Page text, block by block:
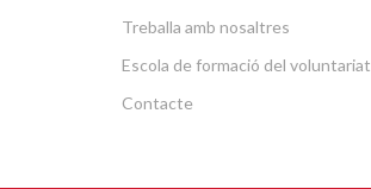
Treballa amb nosaltres
Escola de formació del voluntariat
Contacte